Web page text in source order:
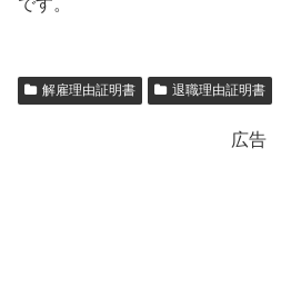
解雇理由証明書 退職理由証明書
広告